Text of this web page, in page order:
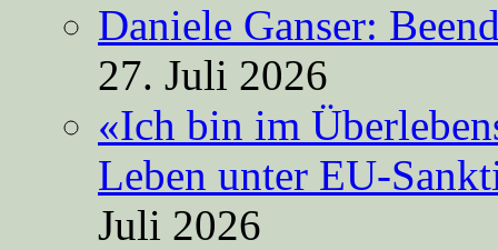
Daniele Ganser:
27. Juli 2026
«Ich bin im
Leben unter EU-
Juli 2026